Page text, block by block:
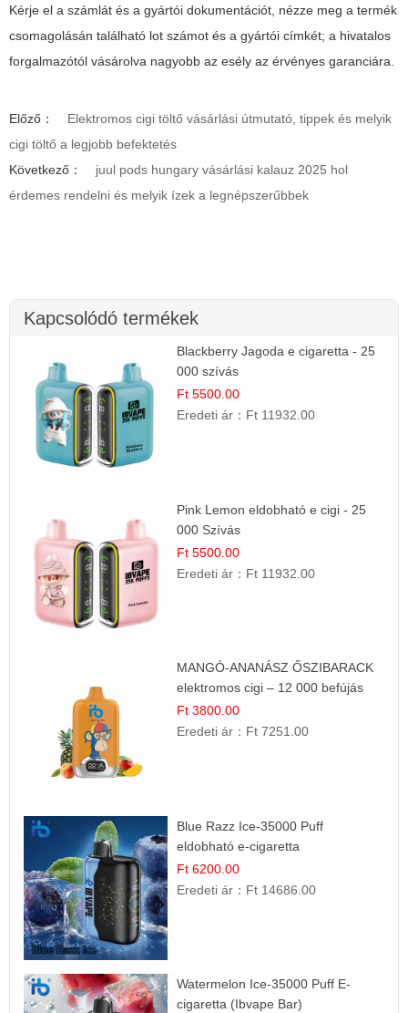
Kérje el a számlát és a gyártói dokumentációt, nézze meg a termék
csomagolásán található lot számot és a gyártói címkét; a hivatalos
forgalmazótól vásárolva nagyobb az esély az érvényes garanciára.
Előző：
Elektromos cigi töltő vásárlási útmutató, tippek és melyik
cigi töltő a legjobb befektetés
Következő：
juul pods hungary vásárlási kalauz 2025 hol
érdemes rendelni és melyik ízek a legnépszerűbbek
Kapcsolódó termékek
Blackberry Jagoda e cigaretta - 25
000 szívás
Ft 5500.00
Eredeti ár： Ft 11932.00
Pink Lemon eldobható e cigi - 25
000 Szívás
Ft 5500.00
Eredeti ár： Ft 11932.00
MANGÓ-ANANÁSZ ŐSZIBARACK
elektromos cigi – 12 000 befújás
Ft 3800.00
Eredeti ár： Ft 7251.00
Blue Razz Ice-35000 Puff
eldobható e-cigaretta
Ft 6200.00
Eredeti ár： Ft 14686.00
Watermelon Ice-35000 Puff E-
cigaretta (Ibvape Bar)